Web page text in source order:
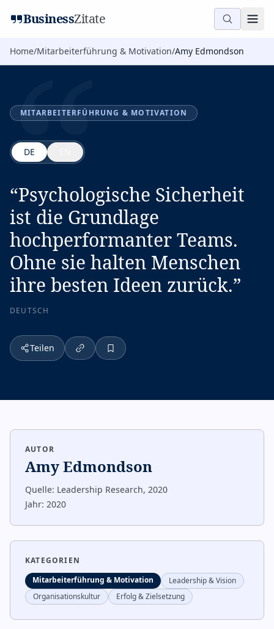
BusinessZitate
Home/Mitarbeiterführung & Motivation/Amy Edmondson
“
MITARBEITERFÜHRUNG & MOTIVATION
DE
“Psychologische Sicherheit
ist die Grundlage
hochperformanter Teams.
Ohne sie halten Menschen
ihre besten Ideen zurück.”
DEUTSCH
Teilen
AUTOR
Amy Edmondson
Quelle: Leadership Research, 2020
Jahr: 2020
KATEGORIEN
Mitarbeiterführung & Motivation
Leadership & Vision
Organisationskultur
Erfolg & Zielsetzung